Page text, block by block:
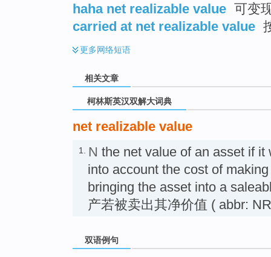
haha net realizable value 可变
carried at net realizable value
更多网络短语
相关文章
柯林斯英汉双解大词典
net realizable value
1. N the net value of an asset if it
into account the cost of
bringing the asset into a
产若被卖出其净价值 ( abbr:
双语例句